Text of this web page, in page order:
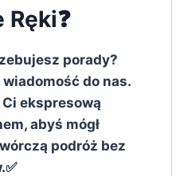
porady?
do nas.
ekspresową
abyś mógł
podróż bez